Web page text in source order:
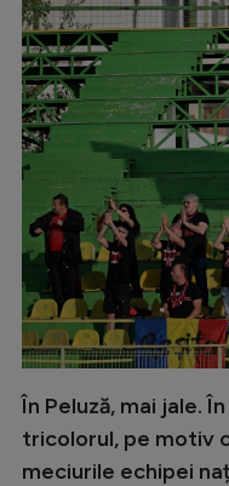
În Peluză, mai jale.
tricolorul, pe motiv
meciurile echipei